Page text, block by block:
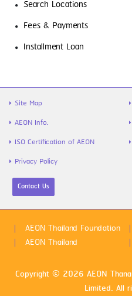
รู้จัก “สินเชื่อส่วนบุค
ขาดมือ พร้อมวิธีใช้ใ
ไข้หวัดใหญ่สายพัน
ไง พร้อมวิธีป้องกัน
Search Locations
Fees & Payments
Installment Loan
Site Map
AEON Info.
ISO Certification of AEON
Privacy Policy
Contact Us
AEON Thailand Foundation
AEON Thailand
Copyright © 2026 AEON
Limited. All